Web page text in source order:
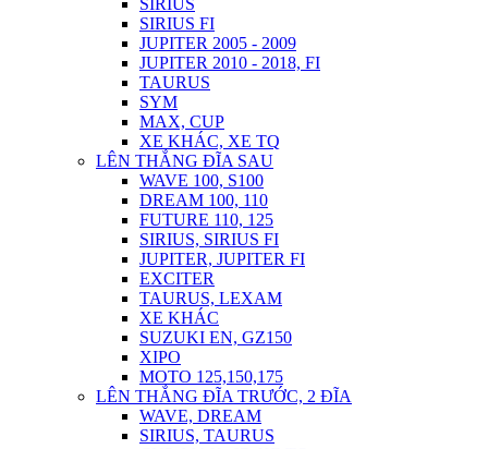
SIRIUS FI
JUPITER 2005 - 2009
JUPITER 2010 - 2018, FI
TAURUS
SYM
MAX, CUP
XE KHÁC, XE TQ
LÊN THẮNG ĐĨA SAU
WAVE 100, S100
DREAM 100, 110
FUTURE 110, 125
SIRIUS, SIRIUS FI
JUPITER, JUPITER FI
EXCITER
TAURUS, LEXAM
XE KHÁC
SUZUKI EN, GZ150
XIPO
MOTO 125,150,175
LÊN THẮNG ĐĨA TRƯỚC, 2 ĐĨA
WAVE, DREAM
SIRIUS, TAURUS